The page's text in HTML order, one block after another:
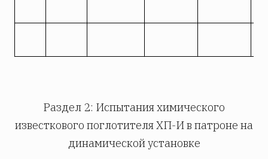
Раздел 2: Испытания химического
известкового поглотителя ХП-И в патроне на
динамической установке